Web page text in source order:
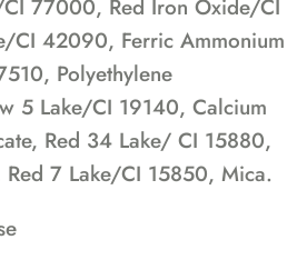
77000, Red Iron Oxide/CI
CI 42090, Ferric Ammonium
Polyethylene
5 Lake/CI 19140, Calcium
Red 34 Lake/ CI 15880,
7 Lake/CI 15850, Mica.